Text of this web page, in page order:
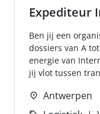
Expediteur
Ben jij een
dossiers van A
energie van
jij vlot tussen
Antwerpen